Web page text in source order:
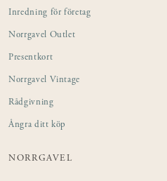
Inredning för företag
Norrgavel Outlet
Presentkort
Norrgavel Vintage
Rådgivning
Ångra ditt köp
NORRGAVEL